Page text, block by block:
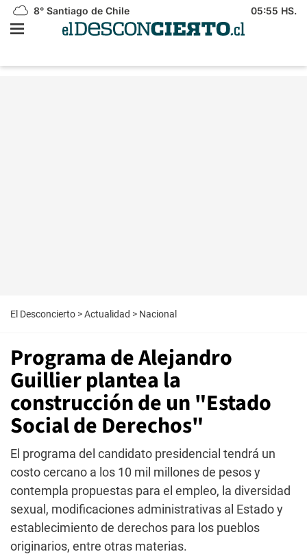
8° Santiago de Chile 05:55 HS.
El Desconcierto >Actualidad > Nacional
Programa de Alejandro
Guillier plantea la
construcción de un "Estado
Social de Derechos"
El programa del candidato presidencial tendrá un
costo cercano a los 10 mil millones de pesos y
contempla propuestas para el empleo, la diversidad
sexual, modificaciones administrativas al Estado y
establecimiento de derechos para los pueblos
originarios, entre otras materias.